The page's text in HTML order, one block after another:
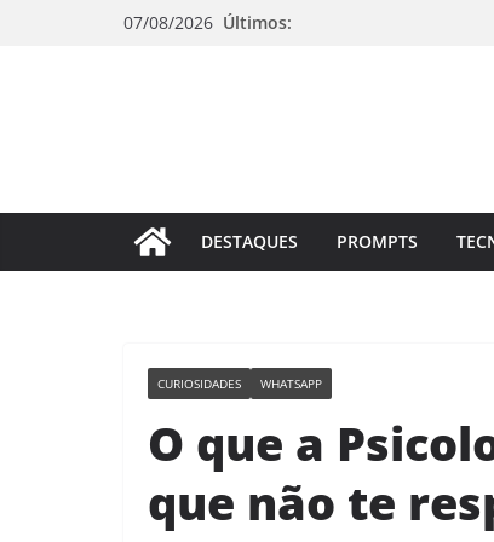
07/08/2026 Últimos:
DESTAQUES PROMPTS
CURIOSIDADES WHATSAPP
O que a
que não te